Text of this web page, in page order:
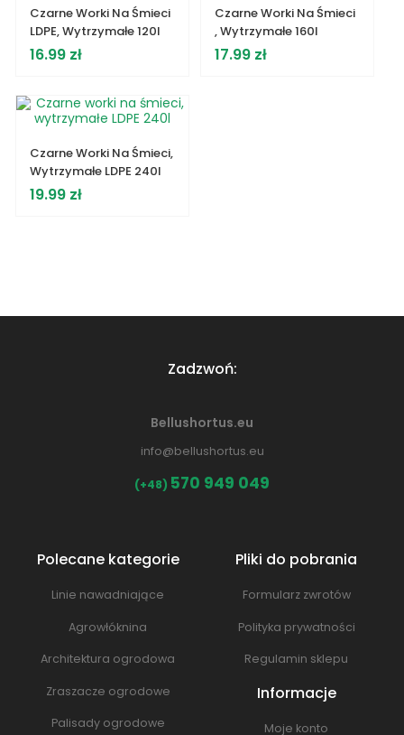
Czarne Worki Na Śmieci
LDPE, Wytrzymałe 120l
Cena
16.99 zł
Czarne Worki Na Śmieci
, Wytrzymałe 160l
Cena
17.99 zł
Czarne Worki Na Śmieci,
Wytrzymałe LDPE 240l
Cena
19.99 zł
Zadzwoń:
Bellushortus.eu
info@bellushortus.eu
(+48) 570 949 049
Polecane kategorie
Linie nawadniające
Agrowłóknina
Architektura ogrodowa
Zraszacze ogrodowe
Palisady ogrodowe
Pliki do pobrania
Formularz zwrotów
Polityka prywatności
Regulamin sklepu
Informacje
Moje konto